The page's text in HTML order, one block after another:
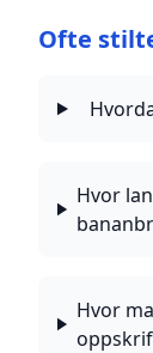
Ofte
Hvor
Hvor